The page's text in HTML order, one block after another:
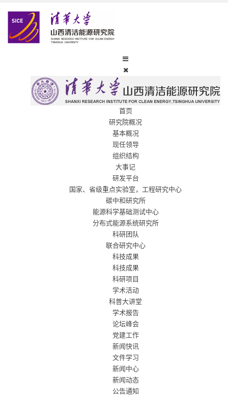
首页
研究院概况
基本概况
现任领导
组织结构
大事记
研发平台
国家、省级重点实验室，工程研究中心
碳中和研究所
能源科学基础测试中心
分布式能源系统研究所
科研团队
联合研究中心
科技成果
科技成果
科研项目
学术活动
科普大讲堂
学术报告
论坛峰会
党建工作
新闻快讯
文件学习
新闻中心
新闻动态
公告通知